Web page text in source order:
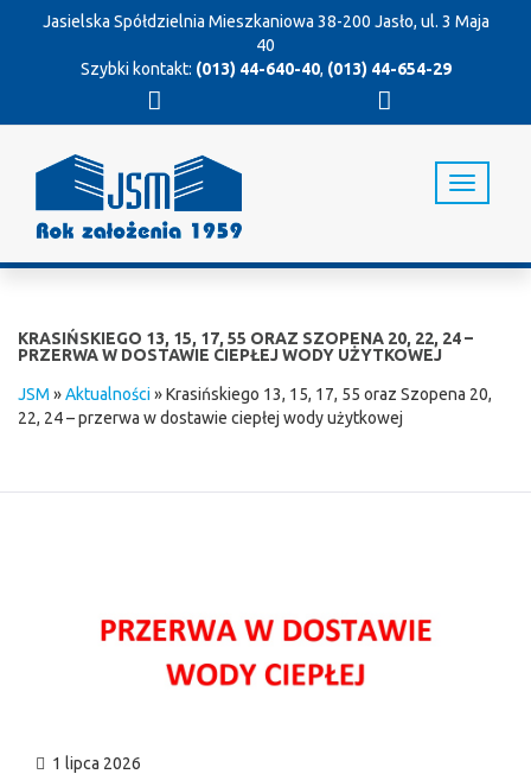
Jasielska Spółdzielnia Mieszkaniowa 38-200 Jasło, ul. 3 Maja
40
Szybki kontakt: (013) 44-640-40, (013) 44-654-29
T
o
i
i
KRASIŃSKIEGO 13, 15, 17, 55 ORAZ SZOPENA 20, 22, 24 –
PRZERWA W DOSTAWIE CIEPŁEJ WODY UŻYTKOWEJ
JSM »Aktualności»Krasińskiego 13, 15, 17, 55 oraz Szopena 20,
22, 24 – przerwa w dostawie ciepłej wody użytkowej
1 lipca 2026